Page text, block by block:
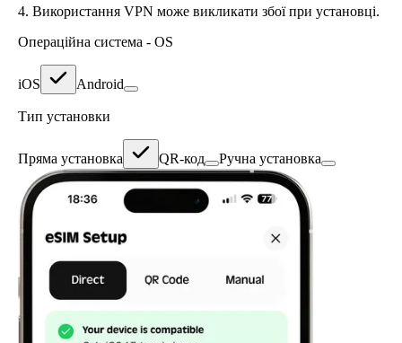
4. Використання VPN може викликати збої при установці.
Операційна система - OS
iOS Android
Тип установки
Пряма установка QR-код Ручна установка